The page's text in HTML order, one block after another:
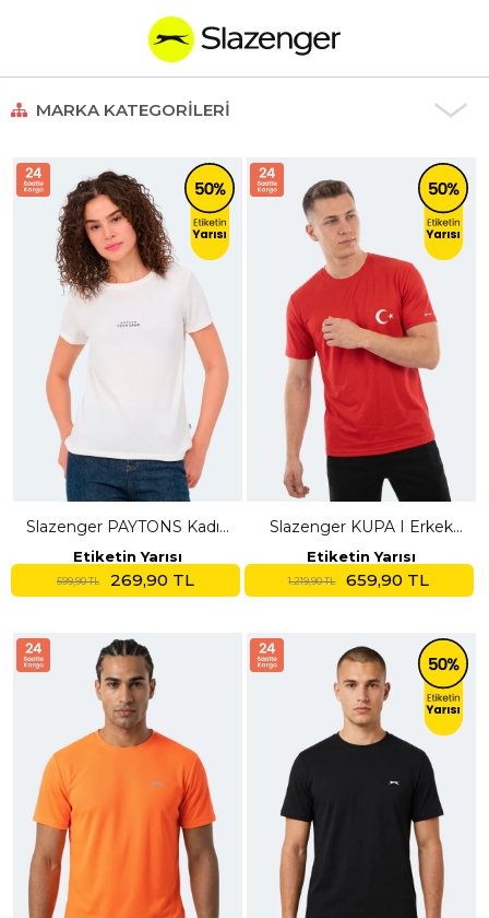
MARKA KATEGORILERI
Slazenger PAYTONS Kadın
Ekru Tişört
Etiketin Yarısı
599,90 TL 269,90 TL
Slazenger KUPA I Erkek
Kırmızı Tişört
Etiketin Yarısı
1.219,90 TL 659,90 TL